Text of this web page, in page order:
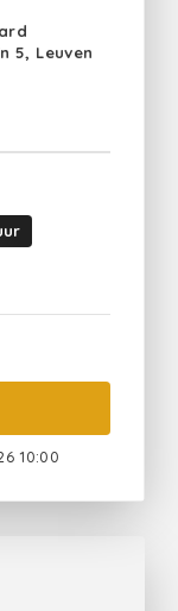
5, Leuven
10:00